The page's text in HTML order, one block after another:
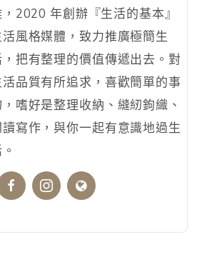
2020 年創辦『生活的基本』
活風格媒體，致力推廣極簡生
，把有整理的價值傳遞出去。對
活品質有所追求，喜歡簡單的事
嗜好是整理收納、縫紉鉤織、
讀寫作，與你一起有意識地過生